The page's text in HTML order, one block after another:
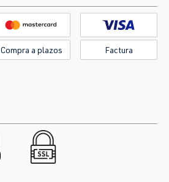
Compra a plazos Factura